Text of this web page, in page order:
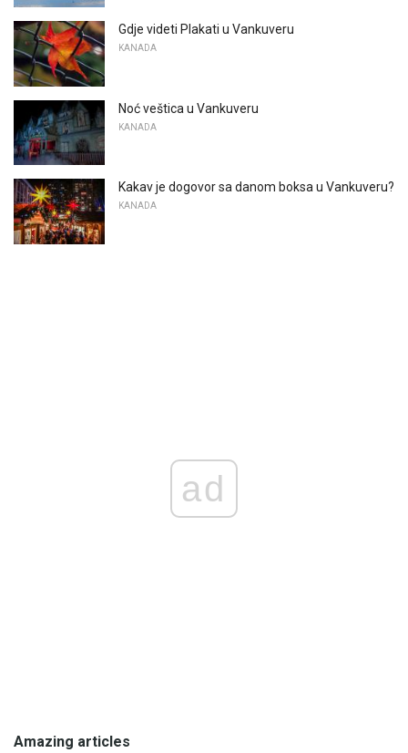
Gdje videti Plakati u Vankuveru
KANADA
Noć veštica u Vankuveru
KANADA
Kakav je dogovor sa danom boksa u Vankuveru?
KANADA
ad
Amazing articles